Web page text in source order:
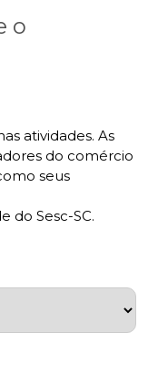
o
atividades. As
do comércio
seus
do Sesc-SC.